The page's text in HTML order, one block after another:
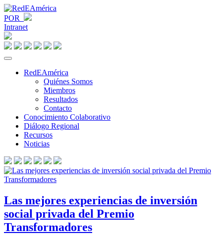
POR
Intranet
RedEAmérica
Quiénes Somos
Miembros
Resultados
Contacto
Conocimiento Colaborativo
Diálogo Regional
Recursos
Noticias
Las mejores experiencias de inversión
social privada del Premio
Transformadores